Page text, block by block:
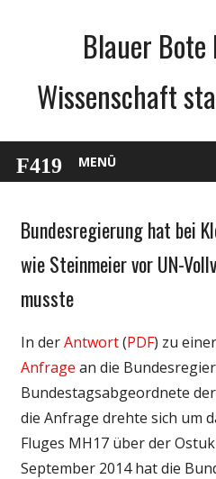
Blauer
Wissenschaft
MENÜ
Gesellschaft
Wissenschaft
Bundesregierung hat bei
wie Steinmeier vor UN-
musste
In derAntwort(PDF) zu
Anfrage an die
Bundestagsabgeordnete
die Anfrage drehte sich um
Fluges MH17 über der
September 2014 hat die